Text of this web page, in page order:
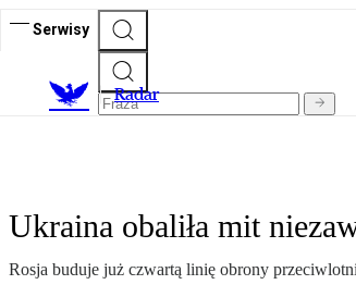
Serwisy
Radar
Ukraina obaliła mit
Rosja buduje już czwartą linię obrony